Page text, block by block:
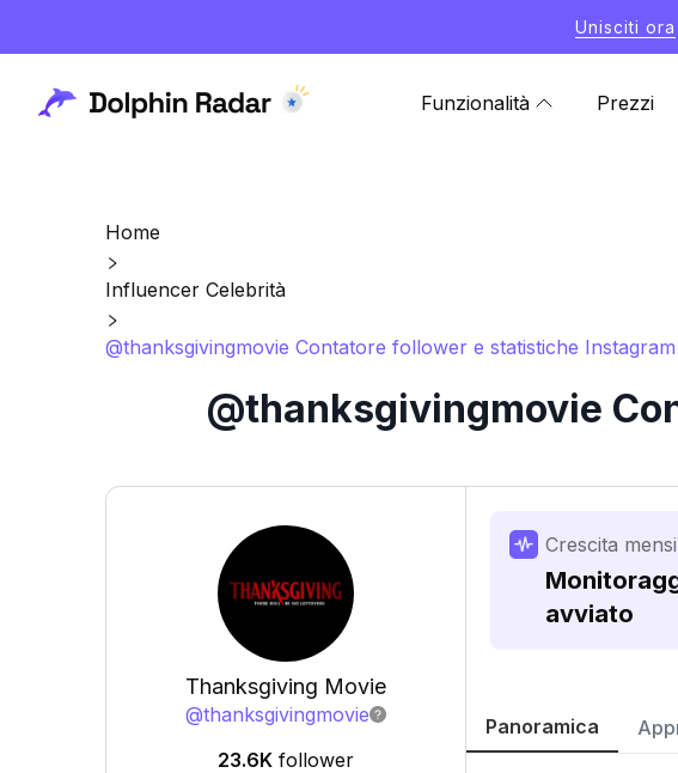
Unisciti ora
Funzionalità Prezzi
Home
Influencer Celebrità
@thanksgivingmovie Contatore follower e statistiche Instagram
@thanksgivingmovie
Thanksgiving Movie
@thanksgivingmovie
23.6K follower
Crescita
avviato
Panoramica